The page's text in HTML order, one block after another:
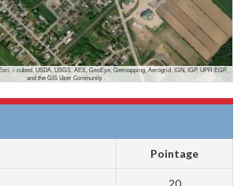
i-cubed, USDA, USGS, AEX, GeoEye, Getmapping, Aerogrid, IGN, IGP, UPR-EGP,
and the GIS User Community
Pointage